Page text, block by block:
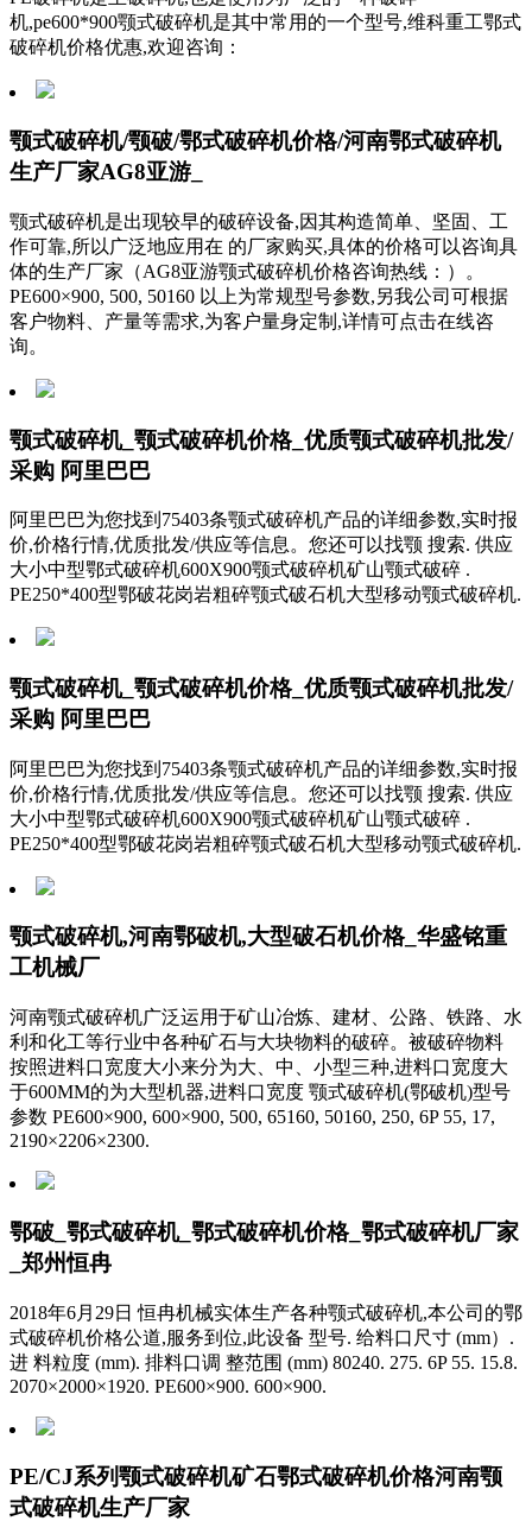
机,pe600*900颚式破碎机是其中常用的一个型号,维科重工鄂式
破碎机价格优惠,欢迎咨询：
颚式破碎机/颚破/鄂式破碎机价格/河南鄂式破碎机
生产厂家AG8亚游_
颚式破碎机是出现较早的破碎设备,因其构造简单、坚固、工
作可靠,所以广泛地应用在 的厂家购买,具体的价格可以咨询具
体的生产厂家（AG8亚游颚式破碎机价格咨询热线：）。
PE600×900, 500, 50160 以上为常规型号参数,另我公司可根据
客户物料、产量等需求,为客户量身定制,详情可点击在线咨
询。
颚式破碎机_颚式破碎机价格_优质颚式破碎机批发/
采购 阿里巴巴
阿里巴巴为您找到75403条颚式破碎机产品的详细参数,实时报
价,价格行情,优质批发/供应等信息。您还可以找颚 搜索. 供应
大小中型鄂式破碎机600X900颚式破碎机矿山颚式破碎 .
PE250*400型鄂破花岗岩粗碎颚式破石机大型移动颚式破碎机.
颚式破碎机_颚式破碎机价格_优质颚式破碎机批发/
采购 阿里巴巴
阿里巴巴为您找到75403条颚式破碎机产品的详细参数,实时报
价,价格行情,优质批发/供应等信息。您还可以找颚 搜索. 供应
大小中型鄂式破碎机600X900颚式破碎机矿山颚式破碎 .
PE250*400型鄂破花岗岩粗碎颚式破石机大型移动颚式破碎机.
颚式破碎机,河南鄂破机,大型破石机价格_华盛铭重
工机械厂
河南颚式破碎机广泛运用于矿山冶炼、建材、公路、铁路、水
利和化工等行业中各种矿石与大块物料的破碎。被破碎物料
按照进料口宽度大小来分为大、中、小型三种,进料口宽度大
于600MM的为大型机器,进料口宽度 颚式破碎机(鄂破机)型号
参数 PE600×900, 600×900, 500, 65160, 50160, 250, 6P 55, 17,
2190×2206×2300.
鄂破_鄂式破碎机_鄂式破碎机价格_鄂式破碎机厂家
_郑州恒冉
2018年6月29日 恒冉机械实体生产各种颚式破碎机,本公司的鄂
式破碎机价格公道,服务到位,此设备 型号. 给料口尺寸 (mm）.
进 料粒度 (mm). 排料口调 整范围 (mm) 80240. 275. 6P 55. 15.8.
2070×2000×1920. PE600×900. 600×900.
PE/CJ系列颚式破碎机矿石鄂式破碎机价格河南颚
式破碎机生产厂家